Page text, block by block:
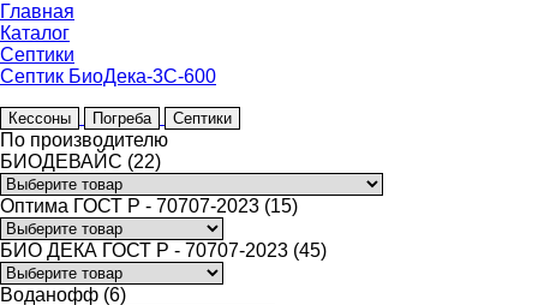
Главная
Каталог
Септики
Септик БиоДека-3С-600
Кессоны Погреба Септики
По производителю
БИОДЕВАЙС (22)
Оптима ГОСТ Р - 70707-2023 (15)
БИО ДЕКА ГОСТ Р - 70707-2023 (45)
Воданофф (6)